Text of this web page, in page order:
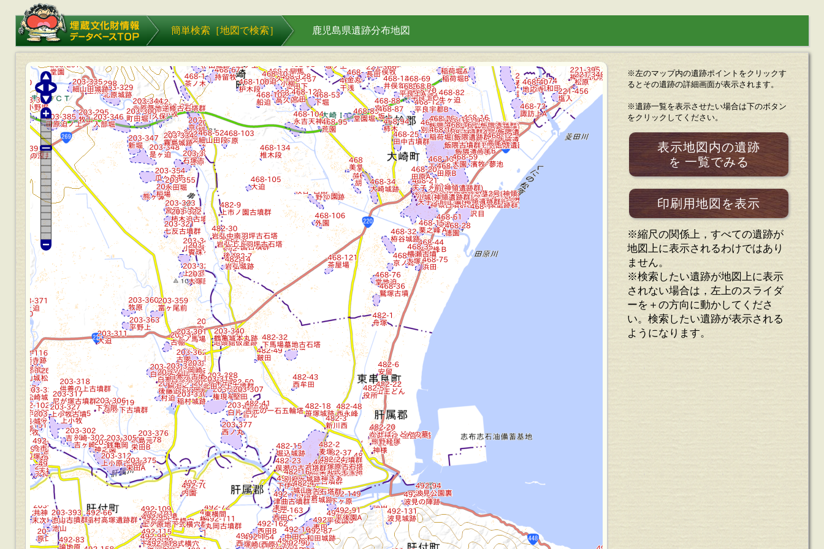
埋蔵文化財情報データベース
TOP
簡単検索［地図で検索］ 鹿児島県遺跡分布地図
※左のマップ内の遺跡ポイントをクリックす
るとその遺跡の詳細画面が表示されます。
※遺跡一覧を表示させたい場合は下のボタン
をクリックしてください。
表示地図内の遺跡
を 一覧でみる
印刷用地図を表示
※縮尺の関係上，すべての遺跡が
地図上に表示されるわけではあり
ません。
※検索したい遺跡が地図上に表示
されない場合は，左上のスライダ
ーを＋の方向に動かしてくださ
い。検索したい遺跡が表示される
ようになります。